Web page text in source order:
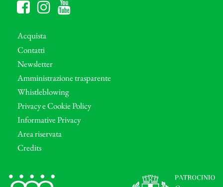
Acquista
Contatti
Newsletter
Amministrazione trasparente
Whistleblowing
Privacy e Cookie Policy
Informative Privacy
Area riservata
Credits